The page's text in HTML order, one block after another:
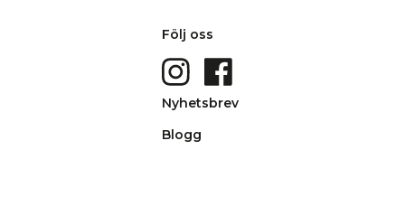
Följ oss
Nyhetsbrev
Blogg